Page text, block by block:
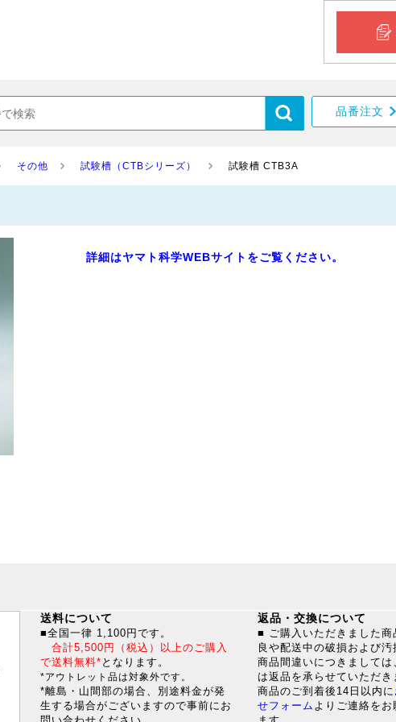
品番注文
その他 試験槽（CTBシリーズ） 試験槽 CTB3A
詳細はヤマト科学WEBサイトをご覧ください。
送料について
■全国一律 1,100円です。
合計5,500円（税込）以上のご購入
で送料無料* となります。
*アウトレット品は対象外です。
*離島・山間部の場合、別途料金が発
生する場合がございますので事前にお
返品・交換について
■ ご購入いただきました商
良や配送中の破損および汚
商品間違いにつきましては
は返品を承らせていただき
商品のご到着後14日以内に
せフォーム よりご連絡をお